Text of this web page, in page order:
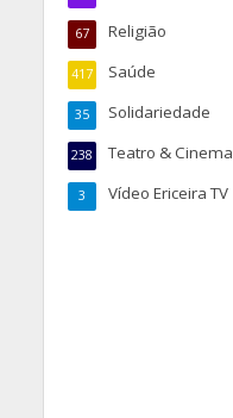
Religião
67
Saúde
417
Solidariedade
35
Teatro & Cinema
238
Vídeo Ericeira TV
3